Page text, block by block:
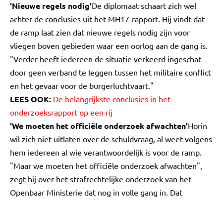
'Nieuwe regels nodig'De diplomaat schaart zich wel
achter de conclusies uit het MH17-rapport. Hij vindt dat
de ramp laat zien dat nieuwe regels nodig zijn voor
vliegen boven gebieden waar een oorlog aan de gang is.
"Verder heeft iedereen de situatie verkeerd ingeschat
door geen verband te leggen tussen het militaire conflict
en het gevaar voor de burgerluchtvaart."
LEES OOK: De belangrijkste conclusies in het
onderzoeksrapport op een rij
'We moeten het officiële onderzoek afwachten'Horin
wil zich niet uitlaten over de schuldvraag, al weet volgens
hem iedereen al wie verantwoordelijk is voor de ramp.
"Maar we moeten het officiële onderzoek afwachten",
zegt hij over het strafrechtelijke onderzoek van het
Openbaar Ministerie dat nog in volle gang in. Dat